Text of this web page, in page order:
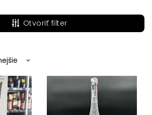
Otvoriť filter